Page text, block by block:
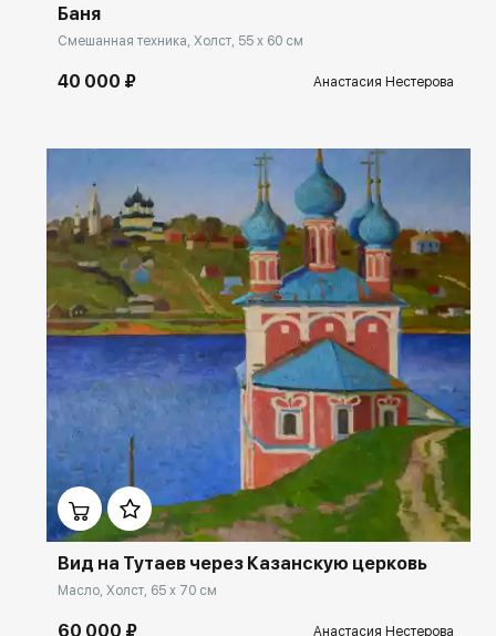
Баня
Смешанная техника, Холст, 55 x 60 см
40 000 ₽ Анастасия Нестерова
Домен: ekb.rakovgallery.ru
Вид на Тутаев через Казанскую церковь
Масло, Холст, 65 x 70 см
60 000 ₽ Анастасия Нестерова